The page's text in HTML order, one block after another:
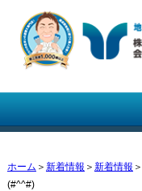
ホーム ＞ 新着情報 ＞ 新着情報
(#^^#)